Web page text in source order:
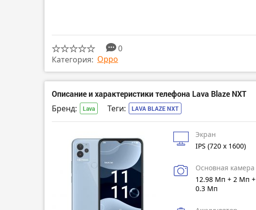
0
Категория: Oppo
Описание и характеристики телефона Lava Blaze NXT
Бренд: Lava Теги: LAVA BLAZE NXT
Экран
IPS (720 x 1600)
Основная камера
12.98 Мп + 2 Мп +
0.3 Мп